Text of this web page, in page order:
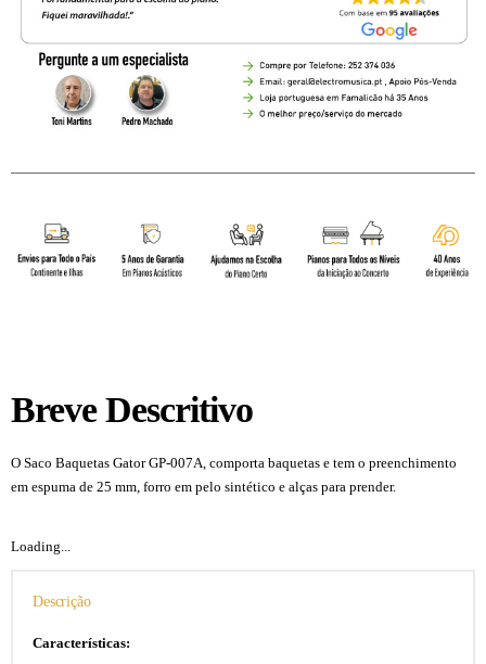
Breve Descritivo
O Saco Baquetas Gator GP-007A, comporta baquetas e tem o preenchimento
em espuma de 25 mm, forro em pelo sintético e alças para prender.
Loading...
Descrição
Características: